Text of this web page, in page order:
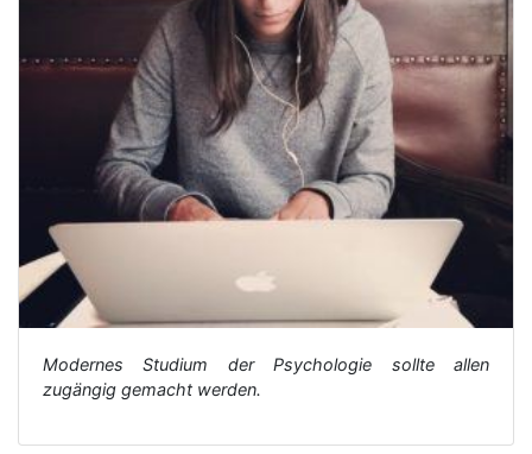
Modernes Studium der Psychologie sollte allen
zugängig gemacht werden.